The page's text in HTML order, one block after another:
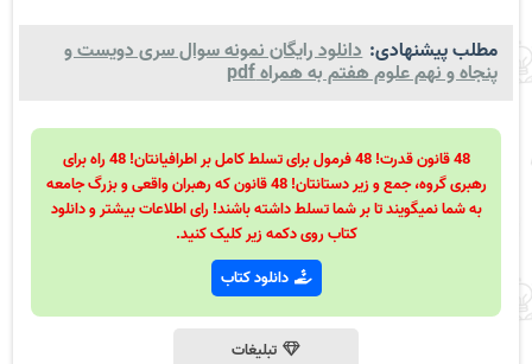
مطلب پیشنهادی: دانلود رایگان نمونه سوال سری دویست و
پنجاه و نهم علوم هفتم به همراه pdf
48 قانون قدرت! 48 فرمول برای تسلط کامل بر اطرافیانتان! 48 راه برای
رهبری گروه، جمع و زیر دستانتان! 48 قانون که رهبران واقعی و بزرگ جامعه
به شما نمیگویند تا بر شما تسلط داشته باشند! رای اطلاعات بیشتر و دانلود
کتاب روی دکمه زیر کلیک کنید.
دانلود کتاب
تبلیغات